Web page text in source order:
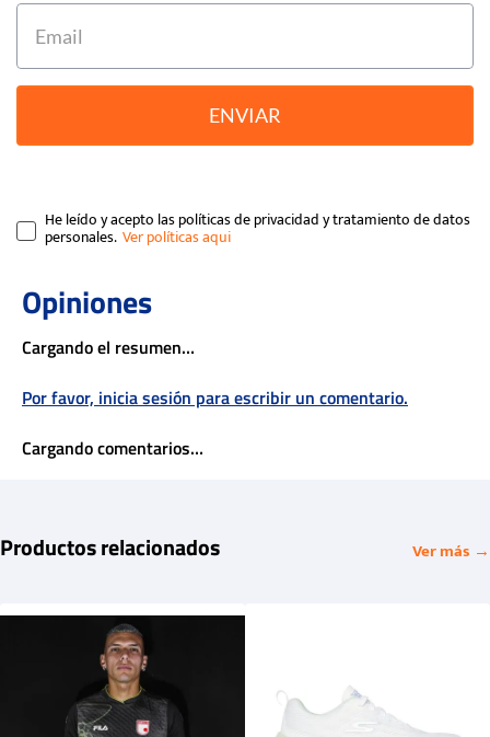
ENVIAR
He leído y acepto las políticas de privacidad y tratamiento de datos
personales.
Cargando el resumen…
Por favor, inicia sesión para escribir un comentario.
Cargando comentarios…
Productos relacionados Ver más →